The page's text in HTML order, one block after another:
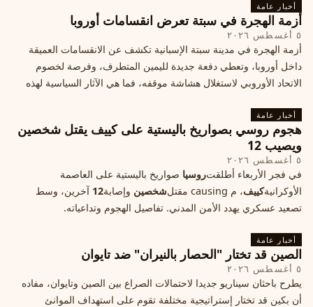
أخبار عامة
أزمة الهجرة في سبتة تعرض انقسامات أوروبا
٥ أغسطس ٢٠٢٦
أزمة الهجرة في مدينة سبتة الإسبانية تكشف عن الانقسامات العميقة
داخل أوروبا، وتعطي دفعة جديدة لليمين المتطرف، وفرصة لخصوم
الاتحاد الأوروبي لاستغلال هشاشة موقفه، فما هي الآثار السياسية لهذه
أخبار عامة
هجوم روسي بصواريخ باليستية على كييف يقتل شخصين
ويصيب 12
٥ أغسطس ٢٠٢٦
في فجر الأربعاء أطلقتروسيا صواريخ باليستية على العاصمة
الأوكرانيةكييف، م causing مقتل شخصين وإصابة12 آخرين، وسط
تصعيد عسكري يهدد الأمن المدني. تفاصيل الهجوم وتداعياته.
أخبار عامة
الصين قد تختار "الحصار بالنيران" ضد تايوان
٥ أغسطس ٢٠٢٦
يطرح باحثان سيناريو جديدا لاحتمالات الصراع بين الصين وتايوان، مفاده
أن بكين قد تختار إستراتيجية مختلفة تقوم على استهداف الموانئ